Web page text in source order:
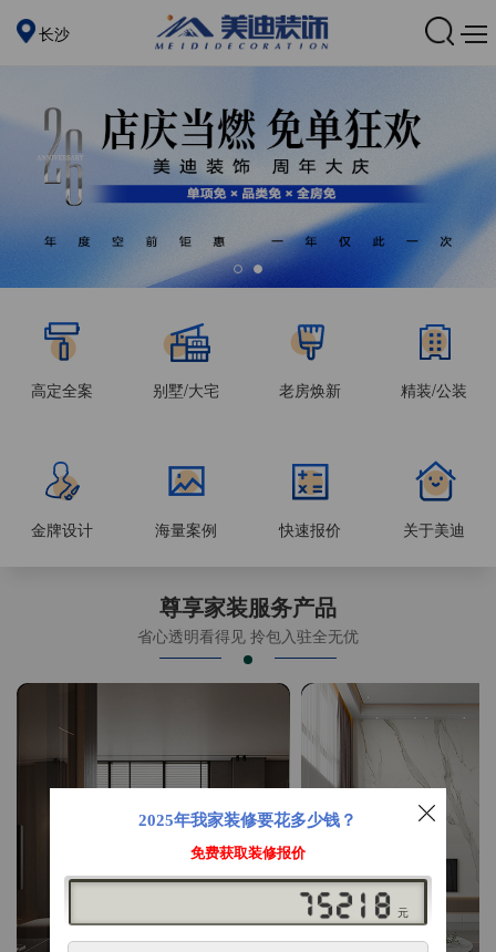
长沙
高定全案 别墅/大宅 老房焕新 精装/公装
金牌设计 海量案例 快速报价 关于美迪
尊享家装服务产品
省心透明看得见 拎包入驻全无优